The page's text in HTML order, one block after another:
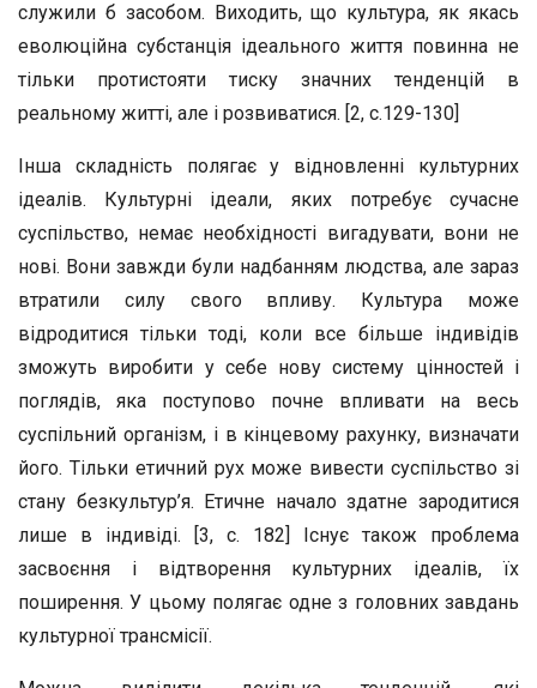
служили б засобом. Виходить, що культура, як якась
еволюційна субстанція ідеального життя повинна не
тільки протистояти тиску значних тенденцій в
реальному житті, але і розвиватися. [2, с.129-130]
Інша складність полягає у відновленні культурних
ідеалів. Культурні ідеали, яких потребує сучасне
суспільство, немає необхідності вигадувати, вони не
нові. Вони завжди були надбанням людства, але зараз
втратили силу свого впливу. Культура може
відродитися тільки тоді, коли все більше індивідів
зможуть виробити у себе нову систему цінностей і
поглядів, яка поступово почне впливати на весь
суспільний організм, і в кінцевому рахунку, визначати
його. Тільки етичний рух може вивести суспільство зі
стану безкультур’я. Етичне начало здатне зародитися
лише в індивіді. [3, с. 182] Існує також проблема
засвоєння і відтворення культурних ідеалів, їх
поширення. У цьому полягає одне з головних завдань
культурної трансмісії.